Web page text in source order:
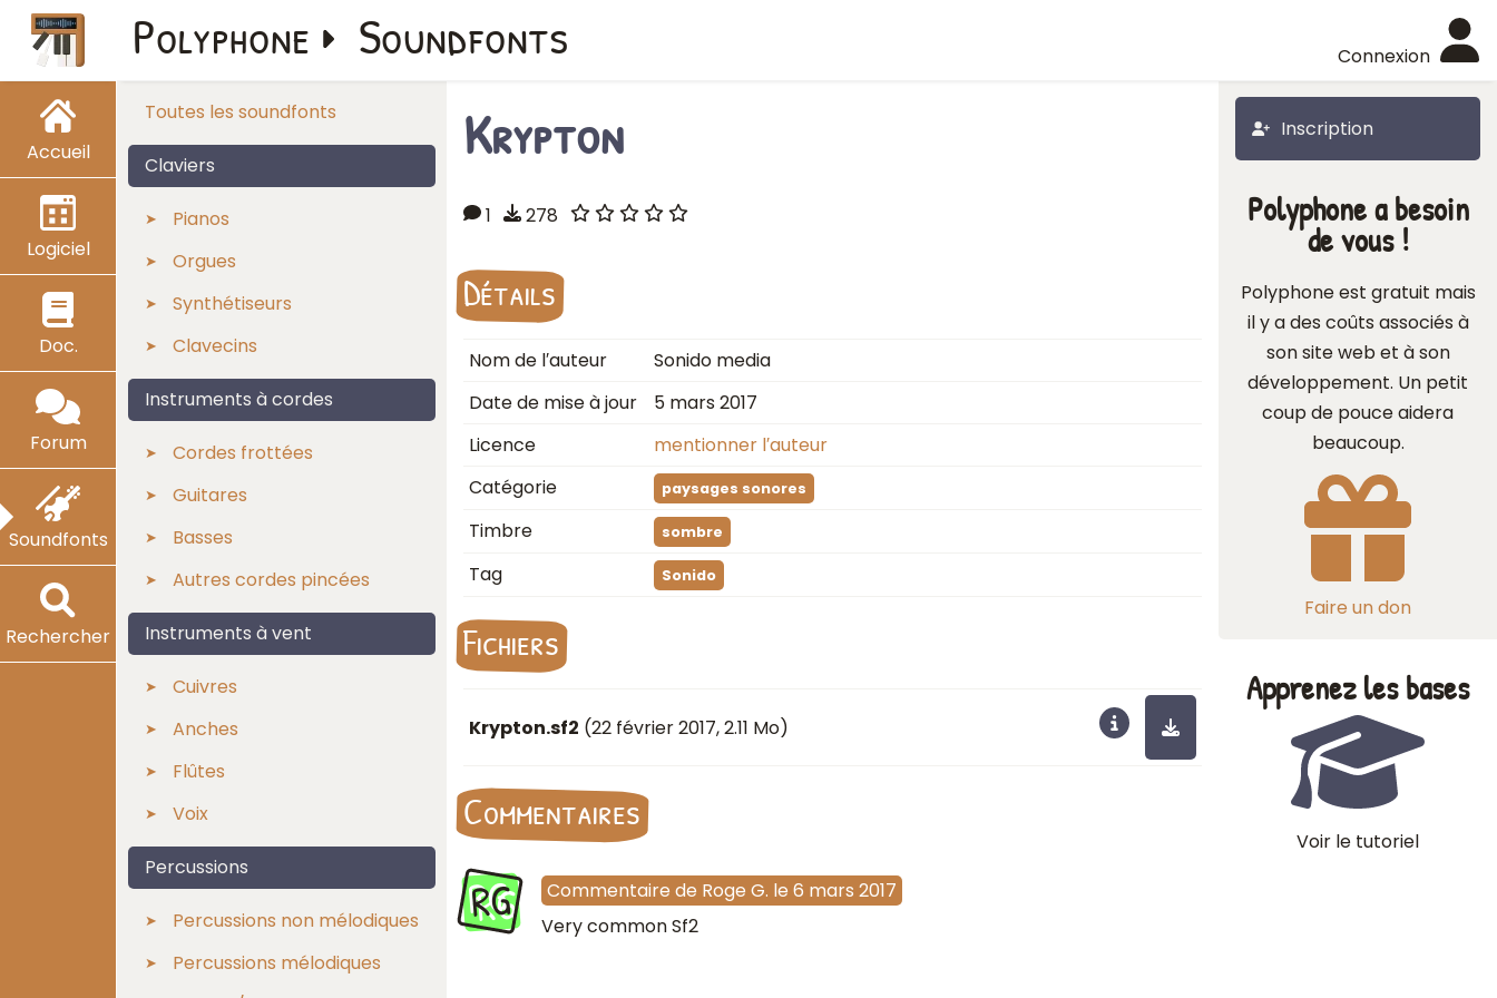
Accueil
Logiciel
Doc.
Forum
Soundfonts
Rechercher
Connexion
Polyphone Soundfonts
Toutes les soundfonts
Claviers
Pianos
Orgues
Synthétiseurs
Clavecins
Instruments à cordes
Cordes frottées
Guitares
Basses
Autres cordes pincées
Instruments à vent
Cuivres
Anches
Flûtes
Voix
Percussions
Percussions non mélodiques
Percussions mélodiques
Inscription
Krypton
1 278
Détails
Nom de l′auteur
Sonido media
Date de mise à jour
5 mars 2017
Licence
mentionner l′auteur
Catégorie
paysages sonores
Timbre sombre
Tag Sonido
Fichiers
Krypton.sf2 (22 février 2017, 2.11 Mo)
Commentaires
RG Commentaire de Roge G. le 6 mars 2017
Very common Sf2
Polyphone a besoin
de vous !
Polyphone est gratuit mais
il y a des coûts associés à
son site web et à son
développement. Un petit
coup de pouce aidera
beaucoup.
Faire un don
Apprenez les bases
Voir le tutoriel